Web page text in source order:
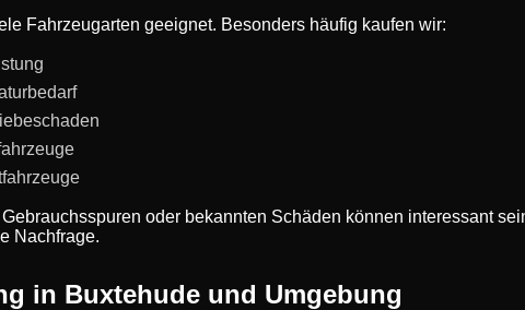
Fahrzeugarten geeignet. Besonders häufig kaufen wir:
oder bekannten Schäden können interessant
Nachfrage.
in Buxtehude und Umgebung